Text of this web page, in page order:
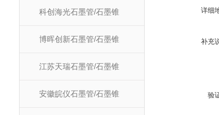
科创海光石墨管/石墨锥
博晖创新石墨管/石墨锥
江苏天瑞石墨管/石墨锥
安徽皖仪石墨管/石墨锥
详细
补充
验